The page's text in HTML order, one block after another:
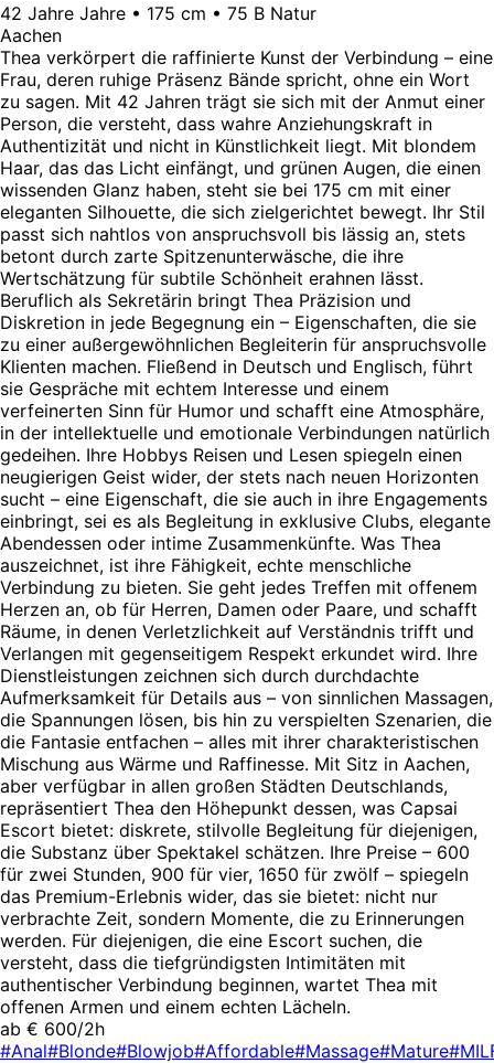
42 Jahre Jahre • 175 cm • 75 B Natur
Aachen
Thea verkörpert die raffinierte Kunst der Verbindung – eine
Frau, deren ruhige Präsenz Bände spricht, ohne ein Wort
zu sagen. Mit 42 Jahren trägt sie sich mit der Anmut einer
Person, die versteht, dass wahre Anziehungskraft in
Authentizität und nicht in Künstlichkeit liegt. Mit blondem
Haar, das das Licht einfängt, und grünen Augen, die einen
wissenden Glanz haben, steht sie bei 175 cm mit einer
eleganten Silhouette, die sich zielgerichtet bewegt. Ihr Stil
passt sich nahtlos von anspruchsvoll bis lässig an, stets
betont durch zarte Spitzenunterwäsche, die ihre
Wertschätzung für subtile Schönheit erahnen lässt.
Beruflich als Sekretärin bringt Thea Präzision und
Diskretion in jede Begegnung ein – Eigenschaften, die sie
zu einer außergewöhnlichen Begleiterin für anspruchsvolle
Klienten machen. Fließend in Deutsch und Englisch, führt
sie Gespräche mit echtem Interesse und einem
verfeinerten Sinn für Humor und schafft eine Atmosphäre,
in der intellektuelle und emotionale Verbindungen natürlich
gedeihen. Ihre Hobbys Reisen und Lesen spiegeln einen
neugierigen Geist wider, der stets nach neuen Horizonten
sucht – eine Eigenschaft, die sie auch in ihre Engagements
einbringt, sei es als Begleitung in exklusive Clubs, elegante
Abendessen oder intime Zusammenkünfte. Was Thea
auszeichnet, ist ihre Fähigkeit, echte menschliche
Verbindung zu bieten. Sie geht jedes Treffen mit offenem
Herzen an, ob für Herren, Damen oder Paare, und schafft
Räume, in denen Verletzlichkeit auf Verständnis trifft und
Verlangen mit gegenseitigem Respekt erkundet wird. Ihre
Dienstleistungen zeichnen sich durch durchdachte
Aufmerksamkeit für Details aus – von sinnlichen Massagen,
die Spannungen lösen, bis hin zu verspielten Szenarien, die
die Fantasie entfachen – alles mit ihrer charakteristischen
Mischung aus Wärme und Raffinesse. Mit Sitz in Aachen,
aber verfügbar in allen großen Städten Deutschlands,
repräsentiert Thea den Höhepunkt dessen, was Capsai
Escort bietet: diskrete, stilvolle Begleitung für diejenigen,
die Substanz über Spektakel schätzen. Ihre Preise – 600
für zwei Stunden, 900 für vier, 1650 für zwölf – spiegeln
das Premium-Erlebnis wider, das sie bietet: nicht nur
verbrachte Zeit, sondern Momente, die zu Erinnerungen
werden. Für diejenigen, die eine Escort suchen, die
versteht, dass die tiefgründigsten Intimitäten mit
authentischer Verbindung beginnen, wartet Thea mit
offenen Armen und einem echten Lächeln.
ab € 600/2h
#Anal#Blonde#Blowjob#Affordable#Massage#Mature